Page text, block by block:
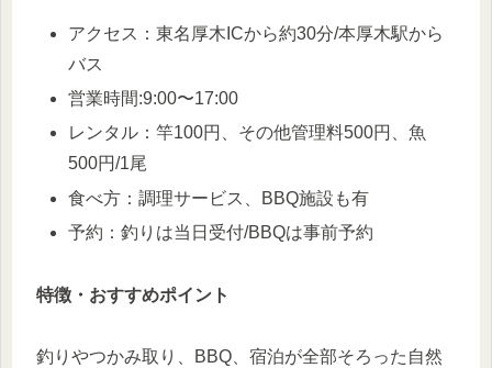
アクセス：東名厚木ICから約30分/本厚木駅から
バス
営業時間:9:00〜17:00
レンタル：竿100円、その他管理料500円、魚
500円/1尾
食べ方：調理サービス、BBQ施設も有
予約：釣りは当日受付/BBQは事前予約
特徴・おすすめポイント
釣りやつかみ取り、BBQ、宿泊が全部そろった自然